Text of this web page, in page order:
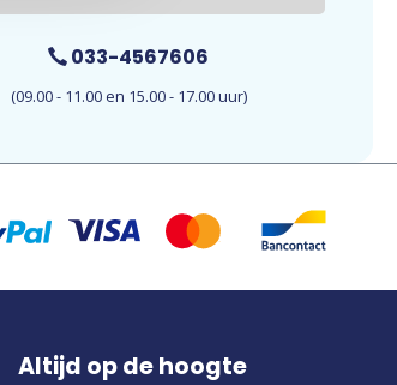
033-4567606
(09.00 - 11.00 en 15.00 - 17.00 uur)
Altijd op de hoogte